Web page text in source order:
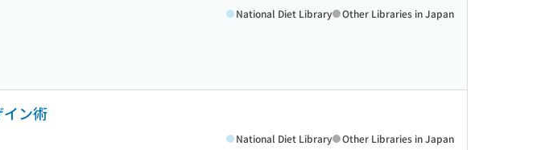
National Diet Library Other Libraries in Japan
ン術
National Diet Library Other Libraries in Japan